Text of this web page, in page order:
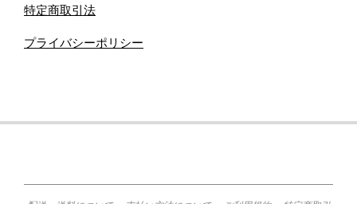
特定商取引法
プライバシーポリシー